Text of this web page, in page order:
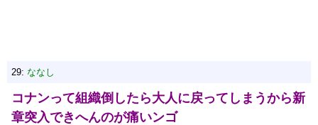
29: ななし
コナンって組織倒したら大人に戻ってしまうから新
章突入できへんのが痛いンゴ